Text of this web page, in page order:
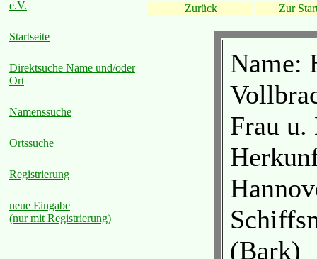
e.V.
Startseite
Direktsuche Name und/oder
Ort
Namenssuche
Ortssuche
Registrierung
neue Eingabe
(nur mit Registrierung)
Zurück
Zur
Name:
Frau
(Bark)